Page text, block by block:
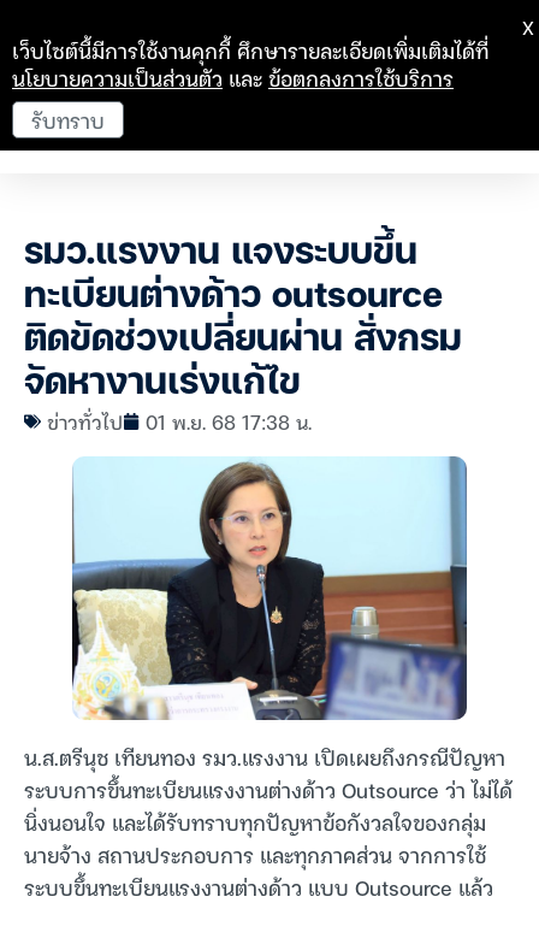
รมว.แรงงาน แจงระบบขึ้น
ทะเบียนต่างด้าว outsource
ติดขัดช่วงเปลี่ยนผ่าน สั่งกรม
จัดหางานเร่งแก้ไข
ข่าวทั่วไป 01 พ.ย. 68 17:38 น.
น.ส.ตรีนุช เทียนทอง รมว.แรงงาน เปิดเผยถึงกรณีปัญหา
ระบบการขึ้นทะเบียนแรงงานต่างด้าว Outsource ว่า ไม่ได้
นิ่งนอนใจ และได้รับทราบทุกปัญหาข้อกังวลใจของกลุ่ม
นายจ้าง สถานประกอบการ และทุกภาคส่วน จากการใช้
ระบบขึ้นทะเบียนแรงงานต่างด้าว แบบ Outsource แล้ว
เว็บไซต์นี้มีการใช้งานคุกกี้ ศึกษารายละเอียดเพิ่มเติมได้ที่
นโยบายความเป็นส่วนตัว และข้อตกลงการใช้บริการ
รับทราบ
X